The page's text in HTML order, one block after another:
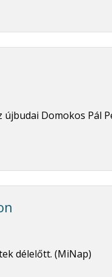
Domokos Pál
délelőtt. (MiNap)